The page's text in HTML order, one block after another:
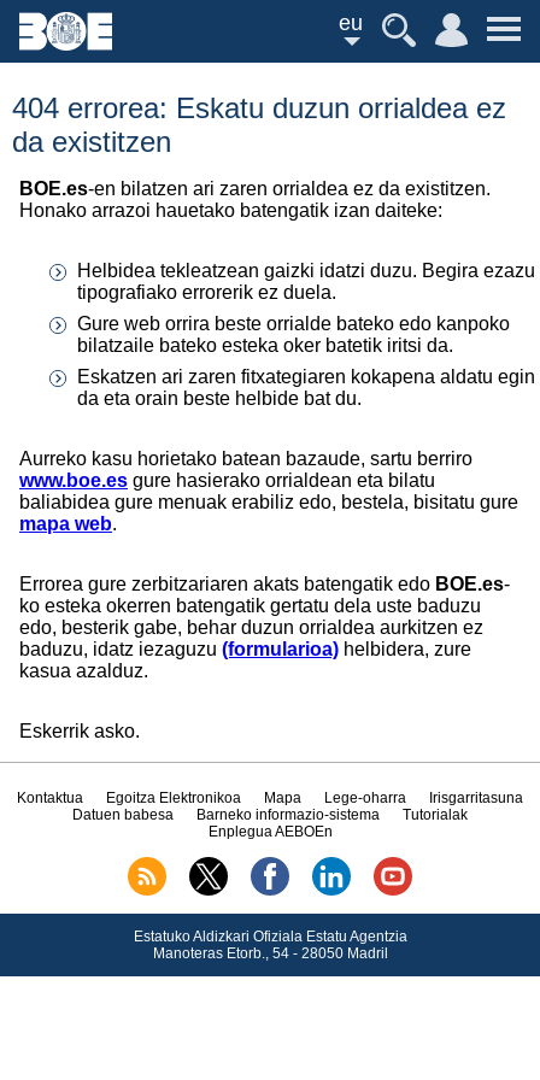
eu
404 errorea: Eskatu duzun orrialdea ez
da existitzen
BOE.es-en bilatzen ari zaren orrialdea ez da existitzen.
Honako arrazoi hauetako batengatik izan daiteke:
Helbidea tekleatzean gaizki idatzi duzu. Begira ezazu
tipografiako errorerik ez duela.
Gure web orrira beste orrialde bateko edo kanpoko
bilatzaile bateko esteka oker batetik iritsi da.
Eskatzen ari zaren fitxategiaren kokapena aldatu egin
da eta orain beste helbide bat du.
Aurreko kasu horietako batean bazaude, sartu berriro
www.boe.es gure hasierako orrialdean eta bilatu
baliabidea gure menuak erabiliz edo, bestela, bisitatu gure
mapa web.
Errorea gure zerbitzariaren akats batengatik edo BOE.es-
ko esteka okerren batengatik gertatu dela uste baduzu
edo, besterik gabe, behar duzun orrialdea aurkitzen ez
baduzu, idatz iezaguzu (formularioa) helbidera, zure
kasua azalduz.
Eskerrik asko.
Kontaktua Egoitza Elektronikoa Mapa Lege-oharra
Irisgarritasuna
Datuen babesa
Barneko informazio-sistema
Tutorialak
Enplegua AEBOEn
Estatuko Aldizkari Ofiziala Estatu Agentzia
Manoteras Etorb., 54 - 28050 Madril